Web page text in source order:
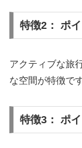
特徴2： ポ
アクティブな旅
な空間が特徴です
特徴3： ポ